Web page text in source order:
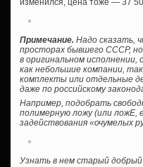
изменился, цена тоже — 37
Примечание. Надо сказать,
просторах бывшего СССР,
в оригинальном
как небольшие компании,
комплекты или отдельные
даже по российскому
Например, подобрать
полимерную ложу (или ложЕ,
задействования «очумелых
Узнать в нем старый